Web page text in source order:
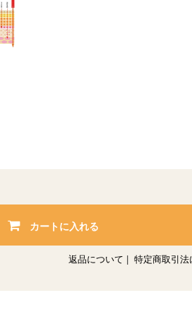
カートに入れる
返品について | 特定商取引法